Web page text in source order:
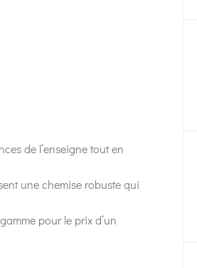
de l’enseigne tout en
une chemise robuste qui
pour le prix d’un